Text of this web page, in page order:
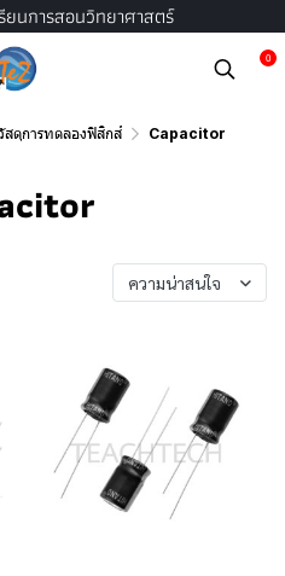
ยนการสอนวิทยาศาสตร์
0
สดุการทดลองฟิสิกส์ Capacitor
ความน่าสนใจ